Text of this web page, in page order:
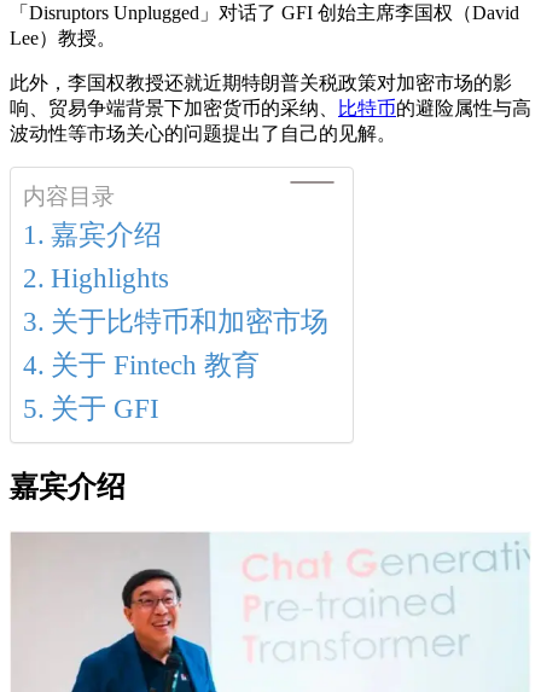
「Disruptors Unplugged」对话了 GFI 创始主席李国权（David
Lee）教授。
此外，李国权教授还就近期特朗普关税政策对加密市场的影
响、贸易争端背景下加密货币的采纳、
比特币的避险属性与高
波动性等市场关心的问题提出了自己的见解。
内容目录
嘉宾介绍
Highlights
关于比特币和加密市场
关于 Fintech 教育
关于 GFI
嘉宾介绍